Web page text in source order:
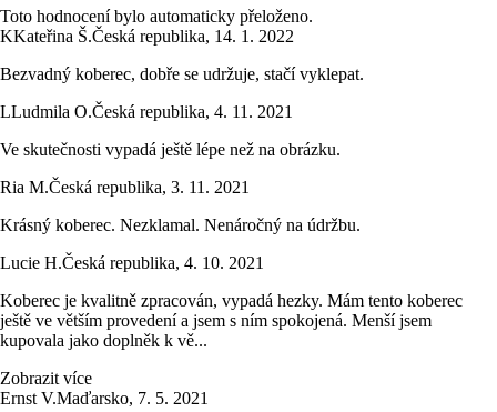
Toto hodnocení bylo automaticky přeloženo.
KKateřina Š.Česká republika, 14. 1. 2022
Bezvadný koberec, dobře se udržuje, stačí vyklepat.
LLudmila O.Česká republika, 4. 11. 2021
Ve skutečnosti vypadá ještě lépe než na obrázku.
Ria M.Česká republika, 3. 11. 2021
Krásný koberec. Nezklamal. Nenáročný na údržbu.
Lucie H.Česká republika, 4. 10. 2021
Koberec je kvalitně zpracován, vypadá hezky. Mám tento koberec
ještě ve větším provedení a jsem s ním spokojená. Menší jsem
kupovala jako doplněk k vě...
Zobrazit více
Ernst V.Maďarsko, 7. 5. 2021